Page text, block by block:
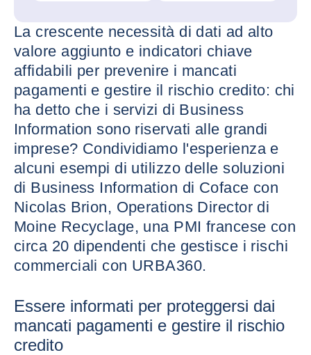
La crescente necessità di dati ad alto
valore aggiunto e indicatori chiave
affidabili per prevenire i mancati
pagamenti e gestire il rischio credito: chi
ha detto che i servizi di Business
Information sono riservati alle grandi
imprese? Condividiamo l'esperienza e
alcuni esempi di utilizzo delle soluzioni
di Business Information di Coface con
Nicolas Brion, Operations Director di
Moine Recyclage, una PMI francese con
circa 20 dipendenti che gestisce i rischi
commerciali con URBA360.
Essere informati per proteggersi dai
mancati pagamenti e gestire il rischio
credito